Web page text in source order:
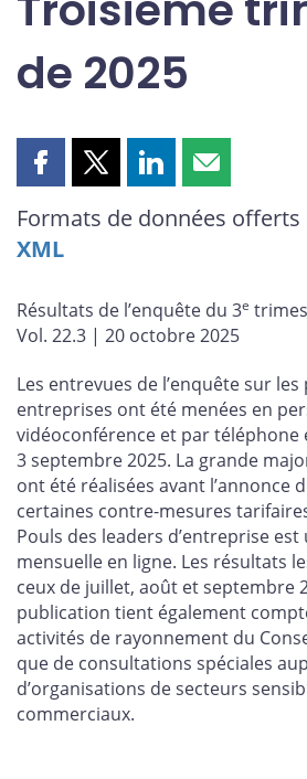
de 2025
Partager
page
sur
Partager
page
Partager
page
Partager
page
Formats de données offerts
XML
Résultats de l’enquête du 3e
Vol. 22.3 | 20 octobre 2025
Les entrevues de l’enquête sur
entreprises ont été menées en
vidéoconférence et par téléphone
3 septembre 2025. La grande
ont été réalisées avant l’annonce
certaines contre-mesures
Pouls des leaders d’entreprise
mensuelle en ligne. Les résultats
ceux de juillet, août et septembre
publication tient également
activités de rayonnement du
que de consultations spéciales
d’organisations de secteurs
commerciaux.